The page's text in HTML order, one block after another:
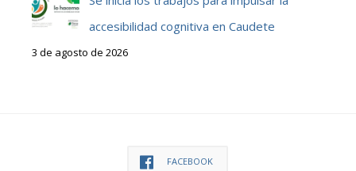
accesibilidad cognitiva en Caudete
3 de agosto de 2026
FACEBOOK